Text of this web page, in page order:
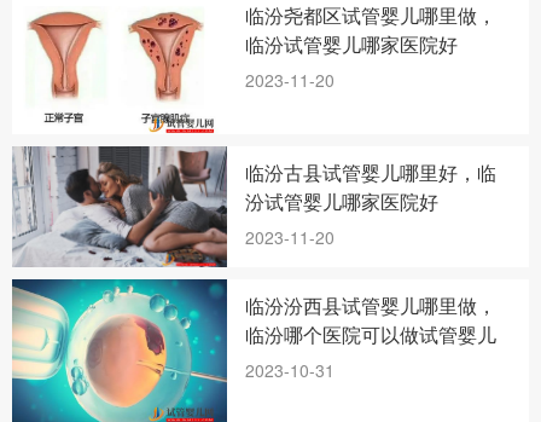
临汾尧都区试管婴儿哪里做，
临汾试管婴儿哪家医院好
2023-11-20
临汾古县试管婴儿哪里好，临
汾试管婴儿哪家医院好
2023-11-20
临汾汾西县试管婴儿哪里做，
临汾哪个医院可以做试管婴儿
2023-10-31